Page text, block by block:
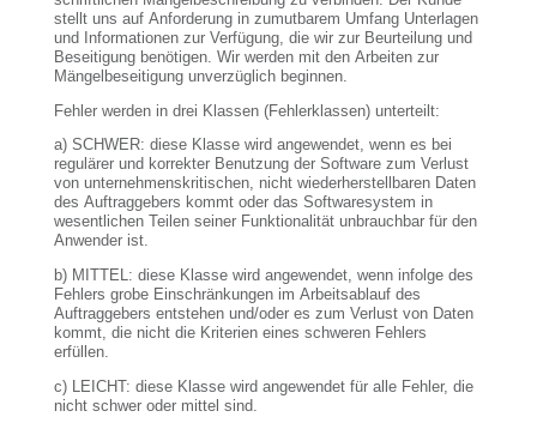
stellt uns auf Anforderung in zumutbarem Umfang Unterlagen
und Informationen zur Verfügung, die wir zur Beurteilung und
Beseitigung benötigen. Wir werden mit den Arbeiten zur
Mängelbeseitigung unverzüglich beginnen.
Fehler werden in drei Klassen (Fehlerklassen) unterteilt:
a) SCHWER: diese Klasse wird angewendet, wenn es bei
regulärer und korrekter Benutzung der Software zum Verlust
von unternehmenskritischen, nicht wiederherstellbaren Daten
des Auftraggebers kommt oder das Softwaresystem in
wesentlichen Teilen seiner Funktionalität unbrauchbar für den
Anwender ist.
b) MITTEL: diese Klasse wird angewendet, wenn infolge des
Fehlers grobe Einschränkungen im Arbeitsablauf des
Auftraggebers entstehen und/oder es zum Verlust von Daten
kommt, die nicht die Kriterien eines schweren Fehlers
erfüllen.
c) LEICHT: diese Klasse wird angewendet für alle Fehler, die
nicht schwer oder mittel sind.